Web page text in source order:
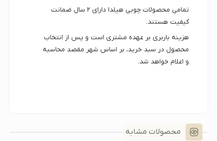
تمامی محصولات چوبی هیلدا دارای
۲ سال ضمانت
کیفیت هستند.
هزینه باربری بر عهده مشتری است و پس از انتخاب
محصول در سبد خرید، بر اساس شهر مقصد محاسبه
و اعلام خواهد شد.
محصولات مشابه